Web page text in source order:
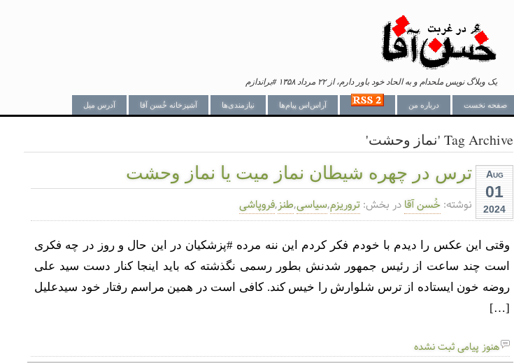
یک وبلاگ نویس ملحدام و به الحاد خود باور دارم، از ۲۲ مرداد ۱۳۵۸ #براندازم
صفحه نخست درباره من آراس‌اس پیام‌ها نیازمندی‌ها آشپزخانه خُسن آقا آدرس میل
Tag Archive 'نماز وحشت'
Aug
01
2024
ترس در چهره شیطان نماز میت یا نماز وحشت
نوشته: خُسن آقا در بخش: تروریزم,سیاسی,طنز,فروپاشی
وقتی این عکس را دیدم با خودم فکر کردم این ننه مرده #پزشکیان در این حال و روز در چه فکری
است چند ساعت از رئیس جمهور شدنش بطور رسمی نگذشته که باید اینجا کنار دست سید علی
روضه خون ایستاده از ترس شلوارش را خیس کند. کافی است در همین مراسم رفتار خود سیدعلیل
[…]
هنوز پیامی ثبت نشده